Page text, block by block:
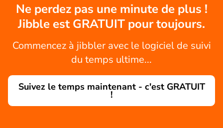
Ne perdez pas une minute de plus !
Jibble est GRATUIT pour toujours.
Commencez à jibbler avec le logiciel de suivi
du temps ultime...
Suivez le temps maintenant - c'est GRATUIT
!